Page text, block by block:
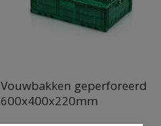
Vouwbakken geperforeerd
600x400x220mm